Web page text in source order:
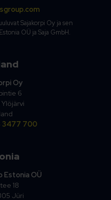
Sajakorpi Oy ja sen
OÜ ja Saja GmbH.
Oy
6
3477 700
Estonia OÜ
18
Jüri